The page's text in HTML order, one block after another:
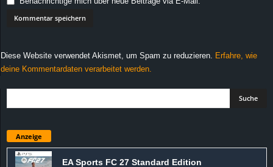
Diese Website verwendet Akismet, um Spam zu reduzieren. Erfahre, wie
deine Kommentardaten verarbeitet werden.
Anzeige
EA Sports FC 27 Standard Edition